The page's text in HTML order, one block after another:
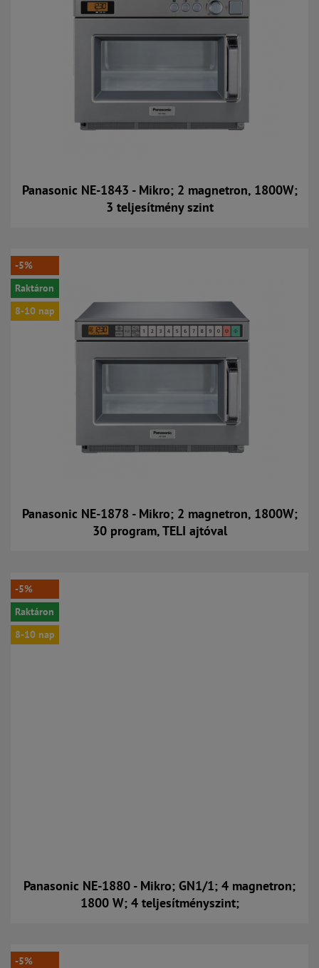
Panasonic NE-1843 - Mikro; 2 magnetron, 1800W;
3 teljesítmény szint
Kosárba
-5%
Raktáron
8-10 nap
Panasonic NE-1878 - Mikro; 2 magnetron, 1800W;
30 program, TELI ajtóval
Kosárba
-5%
Raktáron
8-10 nap
Panasonic NE-1880 - Mikro; GN1/1; 4 magnetron;
1800 W; 4 teljesítményszint;
Kosárba
-5%